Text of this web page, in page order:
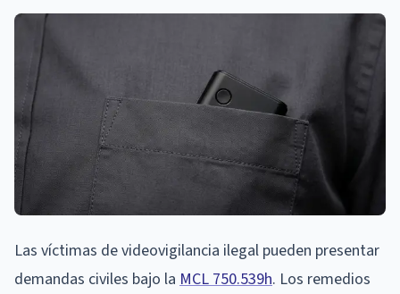
Las víctimas de videovigilancia ilegal pueden presentar
demandas civiles bajo la MCL 750.539h. Los remedios